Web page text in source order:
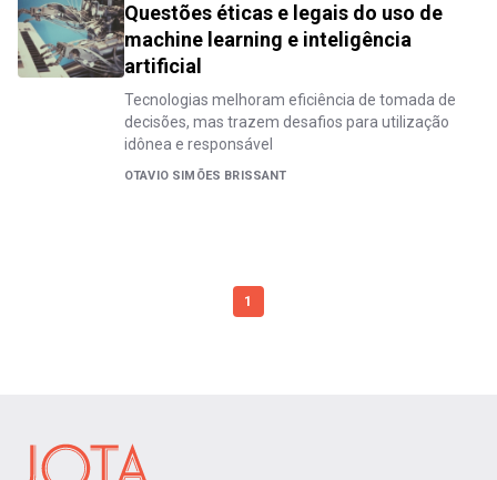
Questões éticas e legais do uso de
machine learning e inteligência
artificial
Tecnologias melhoram eficiência de tomada de
decisões, mas trazem desafios para utilização
idônea e responsável
OTAVIO SIMÕES BRISSANT
1